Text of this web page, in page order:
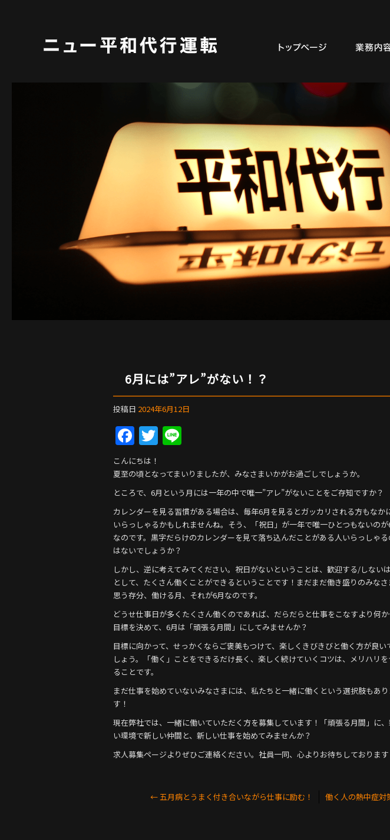
6月には”アレ”がない！？
投稿日 2024年6月12日
F
a
c
e
b
o
o
k
T
w
itt
er
e
こんにちは！
夏至の頃となってまいりましたが、みなさまいかがお過ごしでしょうか。
ところで、6月という月には一年の中で唯一”アレ”がないことをご存知ですか？
カレンダーを見る習慣がある場合は、毎年6月を見るとガッカリされる方もなか
いらっしゃるかもしれませんね。そう、「祝日」が一年で唯一ひとつもないのが
なのです。黒字だらけのカレンダーを見て落ち込んだことがある人いらっしゃる
はないでしょうか？
しかし、逆に考えてみてください。祝日がないということは、歓迎する/しない
として、たくさん働くことができるということです！まだまだ働き盛りのみな
思う存分、働ける月、それが6月なのです。
どうせ仕事日が多くたくさん働くのであれば、だらだらと仕事をこなすより何
目標を決めて、6月は「頑張る月間」にしてみませんか？
目標に向かって、せっかくならご褒美もつけて、楽しくきびきびと働く方が良い
しょう。「働く」ことをできるだけ長く、楽しく続けていくコツは、メリハリを
ることです。
まだ仕事を始めていないみなさまには、私たちと一緒に働くという選択肢もあり
す！
現在弊社では、一緒に働いていただく方を募集しています！「頑張る月間」に
い環境で新しい仲間と、新しい仕事を始めてみませんか？
求人募集ページよりぜひご連絡ください。社員一同、心よりお待ちしております
← 五月病とうまく付き合いながら仕事に励む！ 働く人の熱中症対